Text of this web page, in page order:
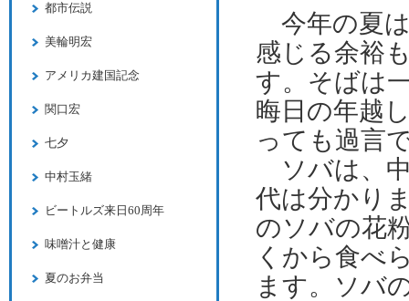
今年の夏
感じる余裕
す。そばは
晦日の年越
っても過言
ソバは、
代は分かり
のソバの花
くから食べ
ます。ソバ
都市伝説
美輪明宏
アメリカ建国記念
関口宏
七夕
中村玉緒
ビートルズ来日60周年
味噌汁と健康
夏のお弁当